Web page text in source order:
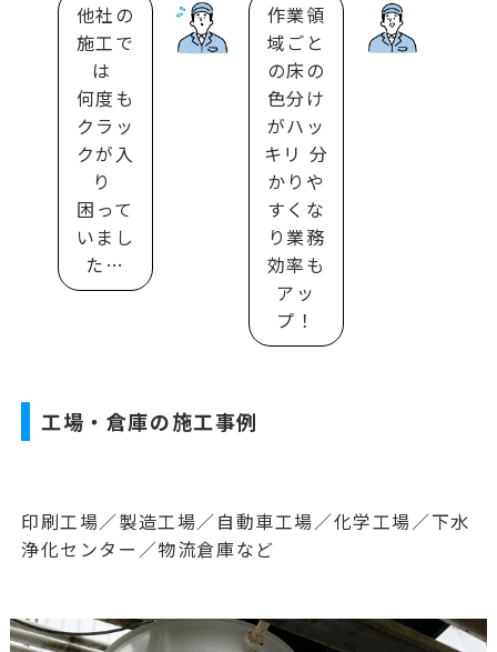
他社の
施工で
は
何度も
クラッ
クが入
り
困って
いまし
た…
作業領
域ごと
の床の
色分け
がハッ
キリ 分
かりや
すくな
り業務
効率も
アッ
プ！
工場・倉庫の施工事例
印刷工場／製造工場／自動車工場／化学工場／下水
浄化センター／物流倉庫など